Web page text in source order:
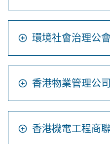
環境社會治理公
香港物業管理公
香港機電工程商